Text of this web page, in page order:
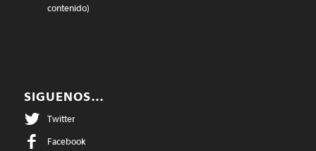
contenido)
SIGUENOS…
Twitter
Facebook